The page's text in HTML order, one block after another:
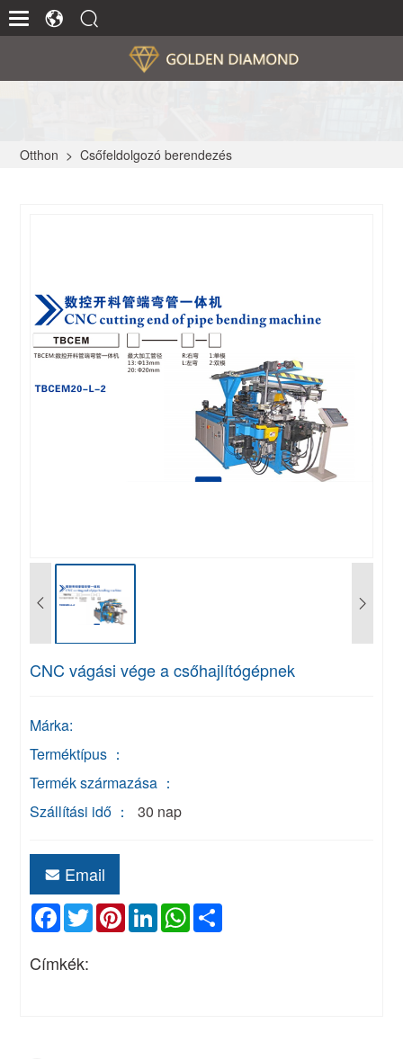
Otthon > Csőfeldolgozó berendezés
CNC vágási vége a csőhajlítógépnek
Márka:
Terméktípus ：
Termék származása ：
Szállítási idő ：
30 nap
Email
Facebook
TwitterPinterestLinkedInWhatsApp
Címkék: